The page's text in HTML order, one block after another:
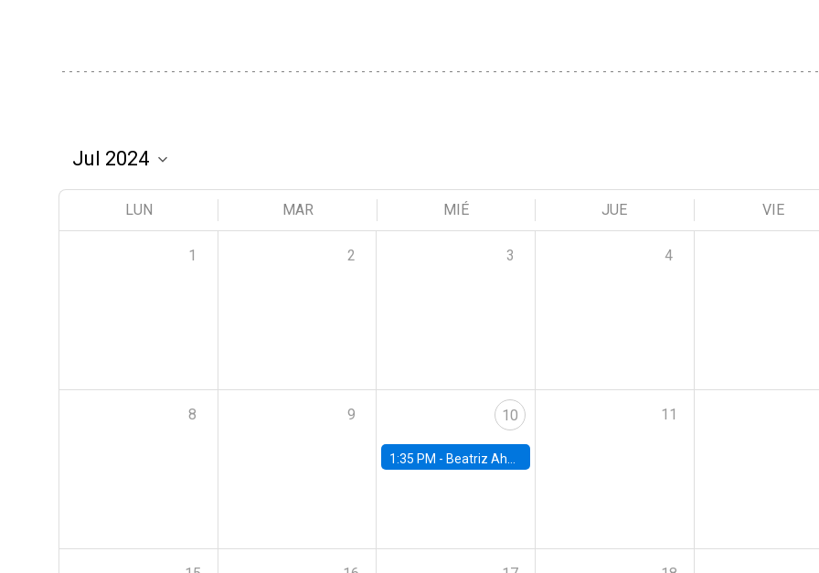
LUN MAR MIÉ JUE VIE
1 2 3 4
8 9 10
1:35 PM - Beatriz Ahumada, PhD candidate, Universidad de Pittsburgh
11